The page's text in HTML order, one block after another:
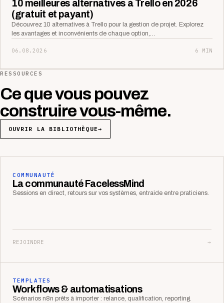
10 meilleures alternatives à Trello en 2026
(gratuit et payant)
Découvrez 10 alternatives à Trello pour la gestion de projet. Explorez
les avantages et inconvénients de chaque option,…
06.08.2026 6 MIN
RESSOURCES
Ce que vous pouvez
construire vous-même.
OUVRIR LA BIBLIOTHÈQUE→
COMMUNAUTÉ
La communauté FacelessMind
Sessions en direct, retours sur vos systèmes, entraide entre praticiens.
REJOINDRE →
TEMPLATES
Workflows & automatisations
Scénarios n8n prêts à importer : relance, qualification, reporting.